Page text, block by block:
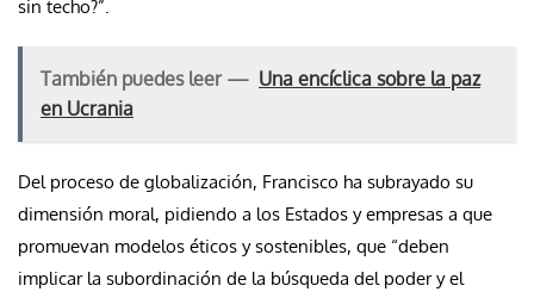
sin techo?”.
También puedes leer — Una encíclica sobre la paz
en Ucrania
Del proceso de globalización, Francisco ha subrayado su
dimensión moral, pidiendo a los Estados y empresas a que
promuevan modelos éticos y sostenibles, que “deben
implicar la subordinación de la búsqueda del poder y el